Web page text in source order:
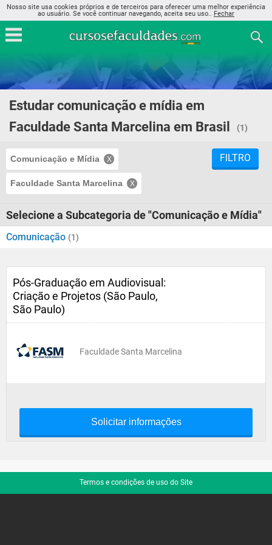
Nosso site usa cookies próprios e de terceiros para oferecer uma melhor experiência
ao usuário. Se você continuar navegando, aceita seu uso.. Fechar
Estudar comunicação e mídia em
Faculdade Santa Marcelina em Brasil
(1)
Comunicação e Mídia
Faculdade Santa Marcelina
FILTRO
Selecione a Subcategoria de "Comunicação e Mídia"
Comunicação (1)
Pós-Graduação em Audiovisual:
Criação e Projetos (São Paulo,
São Paulo)
Faculdade Santa Marcelina
Solicitar informações
Termos e condições de uso do Site